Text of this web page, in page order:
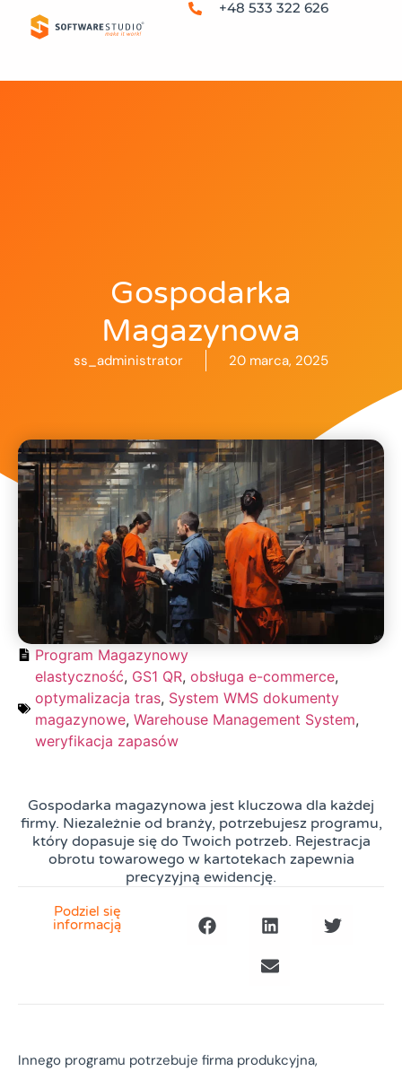
+48 533 322 626
Gospodarka
Magazynowa
ss_administrator 20 marca, 2025
Program Magazynowy
elastyczność, GS1 QR, obsługa e-commerce,
optymalizacja tras, System WMS dokumenty
magazynowe, Warehouse Management System,
weryfikacja zapasów
Gospodarka magazynowa jest kluczowa dla każdej
firmy. Niezależnie od branży, potrzebujesz programu,
który dopasuje się do Twoich potrzeb. Rejestracja
obrotu towarowego w kartotekach zapewnia
precyzyjną ewidencję.
Podziel się
informacją
Innego programu potrzebuje firma produkcyjna,